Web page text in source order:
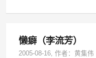
懒癖（李流芳）
2005-08-16, 作者：黄集伟